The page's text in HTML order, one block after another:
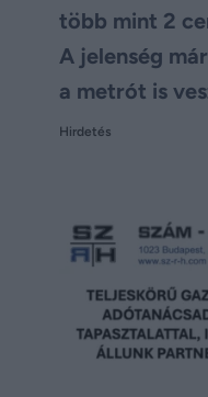
több mint 2
A jelenség
a metrót is
Hirdetés